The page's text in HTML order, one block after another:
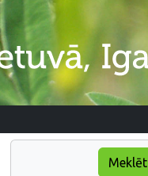
Meklēt